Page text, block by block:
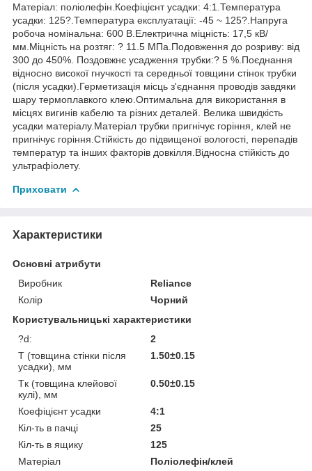
Матеріал: поліолефін.Коефіцієнт усадки: 4:1.Температура
усадки: 125?.Температура експлуатації: -45 ~ 125?.Напруга
робоча номінальна: 600 В.Електрична міцність: 17,5 кВ/
мм.Міцність на розтяг: ? 11.5 МПа.Подовження до розриву: від
300 до 450%. Поздовжнє усадження трубки:? 5 %.Поєднання
відносно високої гнучкості та середньої товщини стінок трубки
(після усадки).Герметизація місць з'єднання проводів завдяки
шару термоплавкого клею.Оптимальна для використання в
місцях вигинів кабелю та різних деталей. Велика швидкість
усадки матеріалу.Матеріал трубки пригнічує горіння, клей не
пригнічує горіння.Стійкість до підвищеної вологості, перепадів
температур та інших факторів довкілля.Відносна стійкість до
ультрафіолету.
Приховати
Характеристики
Основні атрибути
Виробник
Reliance
Колір
Чорний
Користувальницькі характеристики
?d:
2
T (товщина стінки після
усадки), мм
1.50±0.15
Tк (товщина клейової
кулі), мм
0.50±0.15
Коефіцієнт усадки
4:1
Кіл-ть в пачці
25
Кіл-ть в ящику
125
Матеріал
Поліолефін/клей